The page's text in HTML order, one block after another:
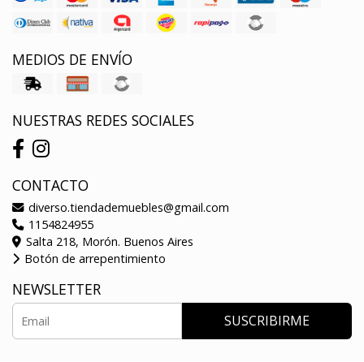
MEDIOS DE ENVÍO
NUESTRAS REDES SOCIALES
CONTACTO
diverso.tiendademuebles@gmail.com
1154824955
Salta 218, Morón. Buenos Aires
Botón de arrepentimiento
NEWSLETTER
SUSCRIBIRME